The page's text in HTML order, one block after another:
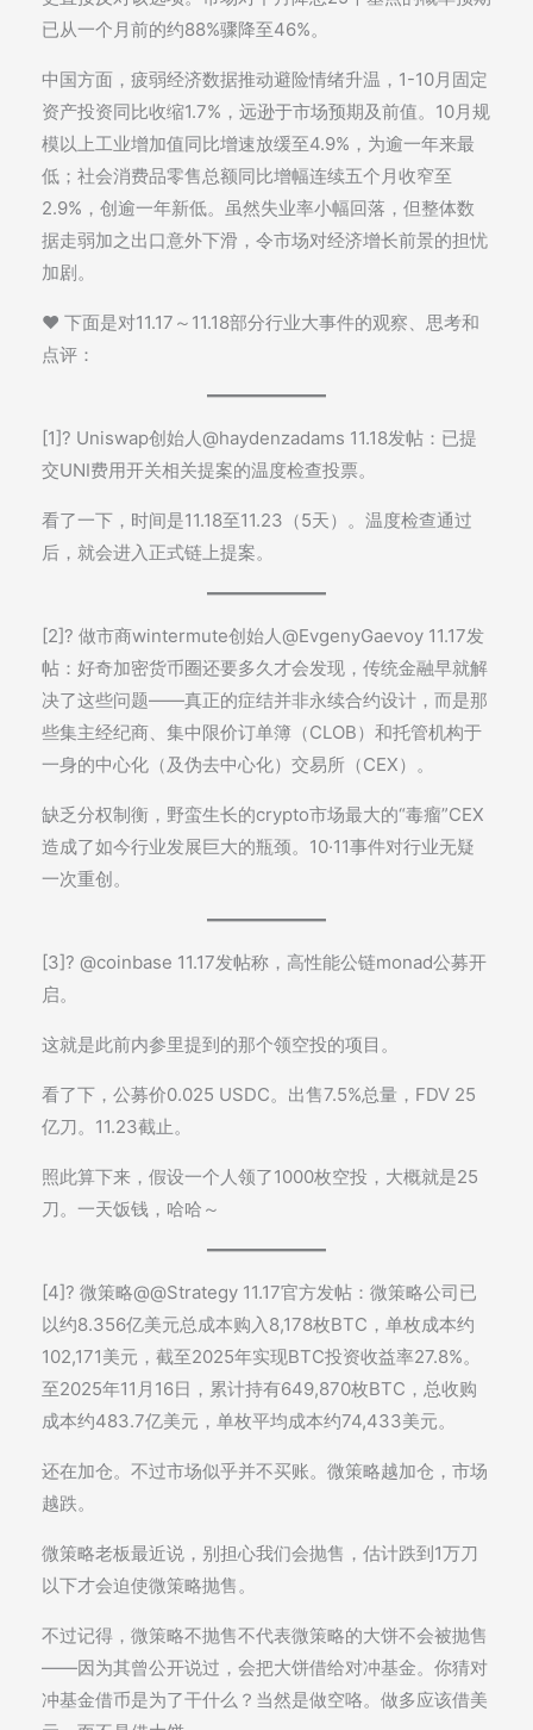
已从一个月前的约88%骤降至46%。
中国方面，疲弱经济数据推动避险情绪升温，1-10月固定
资产投资同比收缩1.7%，远逊于市场预期及前值。10月规
模以上工业增加值同比增速放缓至4.9%，为逾一年来最
低；社会消费品零售总额同比增幅连续五个月收窄至
2.9%，创逾一年新低。虽然失业率小幅回落，但整体数
据走弱加之出口意外下滑，令市场对经济增长前景的担忧
加剧。
♥️ 下面是对11.17～11.18部分行业大事件的观察、思考和
点评：
[1]? Uniswap创始人@haydenzadams 11.18发帖：已提
交UNI费用开关相关提案的温度检查投票。
看了一下，时间是11.18至11.23（5天）。温度检查通过
后，就会进入正式链上提案。
[2]? 做市商wintermute创始人@EvgenyGaevoy 11.17发
帖：好奇加密货币圈还要多久才会发现，传统金融早就解
决了这些问题——真正的症结并非永续合约设计，而是那
些集主经纪商、集中限价订单簿（CLOB）和托管机构于
一身的中心化（及伪去中心化）交易所（CEX）。
缺乏分权制衡，野蛮生长的crypto市场最大的“毒瘤”CEX
造成了如今行业发展巨大的瓶颈。10·11事件对行业无疑
一次重创。
[3]? @coinbase 11.17发帖称，高性能公链monad公募开
启。
这就是此前内参里提到的那个领空投的项目。
看了下，公募价0.025 USDC。出售7.5%总量，FDV 25
亿刀。11.23截止。
照此算下来，假设一个人领了1000枚空投，大概就是25
刀。一天饭钱，哈哈～
[4]? 微策略@@Strategy 11.17官方发帖：微策略公司已
以约8.356亿美元总成本购入8,178枚BTC，单枚成本约
102,171美元，截至2025年实现BTC投资收益率27.8%。
至2025年11月16日，累计持有649,870枚BTC，总收购
成本约483.7亿美元，单枚平均成本约74,433美元。
还在加仓。不过市场似乎并不买账。微策略越加仓，市场
越跌。
微策略老板最近说，别担心我们会抛售，估计跌到1万刀
以下才会迫使微策略抛售。
不过记得，微策略不抛售不代表微策略的大饼不会被抛售
——因为其曾公开说过，会把大饼借给对冲基金。你猜对
冲基金借币是为了干什么？当然是做空咯。做多应该借美